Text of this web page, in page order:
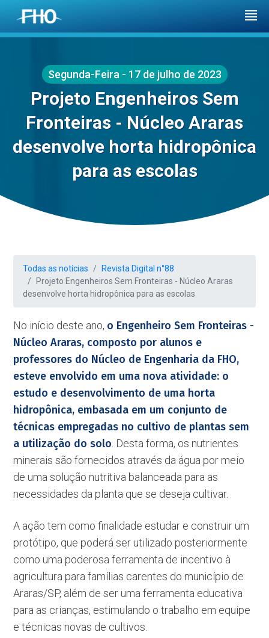
Segunda-Feira - 17 de julho de 2023
Projeto Engenheiros Sem
Fronteiras - Núcleo Araras
desenvolve horta hidropônica
para as escolas
Todas as notícias
Revista Digital n°88
Projeto Engenheiros Sem Fronteiras - Núcleo Araras
desenvolve horta hidropônica para as escolas
No início deste ano, o Engenheiro Sem Fronteiras -
Núcleo Araras, composto por alunos e
professores do Núcleo de Engenharia da FHO,
esteve envolvido em uma nova atividade: o
estudo e desenvolvimento de uma horta
hidropônica, embasada em um conjunto de
técnicas empregadas no cultivo de plantas sem
a utilização do solo . Desta forma, os nutrientes
minerais são fornecidos através da água por meio
de uma solução nutritiva balanceada para as
necessidades da planta que se deseja cultivar.
A ação tem como finalidade estudar e construir um
protótipo, que poderá ser utilizado posteriormente
como uma poderosa ferramenta de incentivo à
agricultura para famílias carentes do município de
Araras/SP, além de ser uma ferramenta educativa
para as crianças, estimulando o trabalho em equipe
e técnicas novas de cultivos.